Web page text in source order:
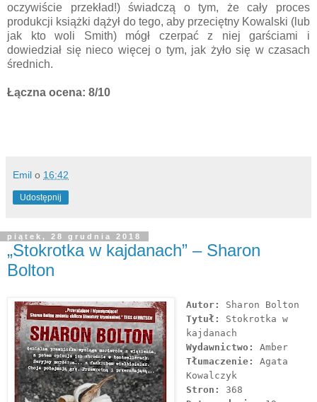
oczywiście przekład!) świadczą o tym, że cały proces
produkcji książki dążył do tego, aby przeciętny Kowalski (lub
jak kto woli Smith) mógł czerpać z niej garściami i
dowiedział się nieco więcej o tym, jak żyło się w czasach
średnich.
Łączna ocena: 8/10
Emil o 16:42
Udostępnij
piątek, 28 grudnia 2018
„Stokrotka w kajdanach” – Sharon
Bolton
Autor:
Sharon Bolton
Tytuł:
Stokrotka w
kajdanach
Wydawnictwo:
Amber
Tłumaczenie:
Agata
Kowalczyk
Stron:
368